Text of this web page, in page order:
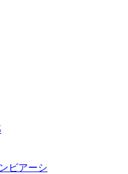
ビアーシ